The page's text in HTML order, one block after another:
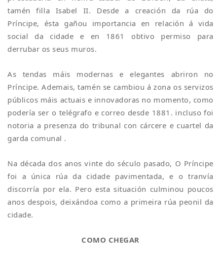
tamén filla Isabel II. Desde a creación da rúa do
Príncipe, ésta gañou importancia en relación á vida
social da cidade e en 1861 obtivo permiso para
derrubar os seus muros.
As tendas máis modernas e elegantes abriron no
Príncipe. Ademais, tamén se cambiou á zona os servizos
públicos máis actuais e innovadoras no momento, como
podería ser o telégrafo e correo desde 1881. incluso foi
notoria a presenza do tribunal con cárcere e cuartel da
garda comunal .
Na década dos anos vinte do século pasado, O Príncipe
foi a única rúa da cidade pavimentada, e o tranvía
discorría por ela. Pero esta situación culminou poucos
anos despois, deixándoa como a primeira rúa peonil da
cidade.
COMO CHEGAR